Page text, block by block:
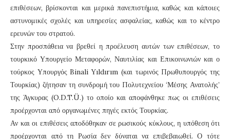
επιθέσεων, βρίσκονται και μερικά πανεπιστήμια, καθώς και κάποιες
αστυνομικές σχολές και υπηρεσίες ασφαλείας, καθώς και το κέντρο
ερευνών του στρατού.
Στην προσπάθεια να βρεθεί η προέλευση αυτών των επιθέσεων, το
τουρκικό Υπουργείο Μεταφορών, Ναυτιλίας και Επικοινωνιών και ο
τούρκος Υπουργός Binali Yıldırım (και τωρινός Πρωθυπουργός της
Τουρκίας) ζήτησαν τη συνδρομή του Πολυτεχνείου ‘Μέσης Ανατολής’
της Άγκυρας (O.D.T.Ü.) το οποίο και αποφάνθηκε πως οι επιθέσεις
προέρχονται από οργανωμένες πηγές εκτός Τουρκίας.
Αν και οι επιθέσεις αποδόθηκαν σε ρωσικούς κύκλους, η υπόθεση ότι
προέρχονται από τη Ρωσία δεν δύναται να επιβεβαιωθεί. Ο τότε